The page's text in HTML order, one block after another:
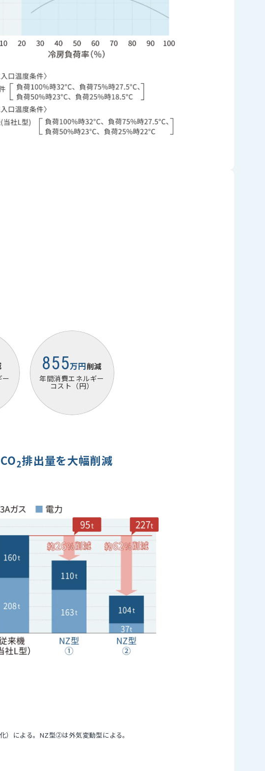
ー
855万円削減
年間消費エネルギー
コスト（円）
CO2排出量を大幅削減
による。NZ型②は外気変動型による。